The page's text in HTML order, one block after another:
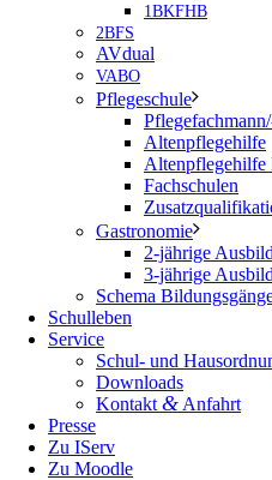
1BKFHB
2BFS
AVdual
VABO
Pflegeschule
Altenpflegehilfe
Altenpflegehilfe
Fachschulen
Gastronomie
2-jährige
3-jährige
Schema
Schulleben
Service
Schul- und
Downloads
Kontakt & Anfahrt
Presse
Zu IServ
Zu Moodle